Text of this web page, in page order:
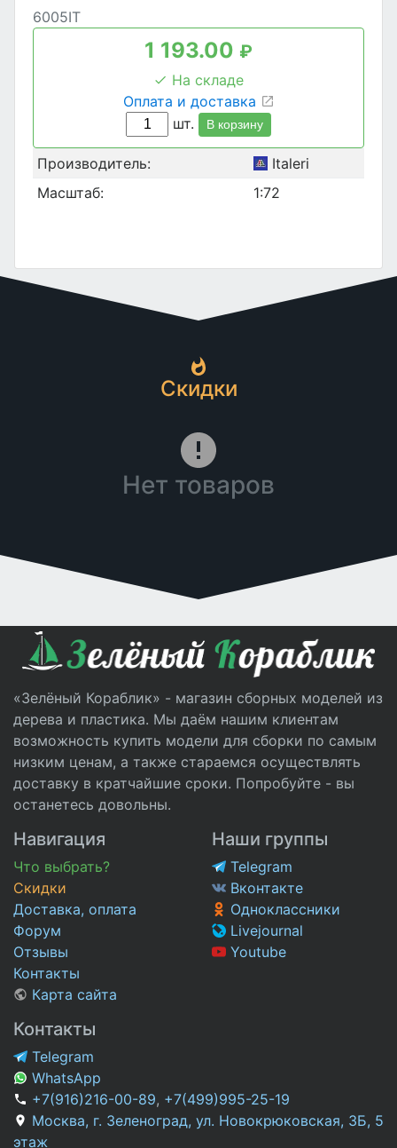
6005IT
1 193.00 ₽
На складе
Оплата и доставка
шт.
В корзину
Производитель:
Italeri
Масштаб:
1:72
Скидки
Нет товаров
«Зелёный Кораблик» - магазин сборных моделей из
дерева и пластика. Мы даём нашим клиентам
возможность купить модели для сборки по самым
низким ценам, а также стараемся осуществлять
доставку в кратчайшие сроки. Попробуйте - вы
останетесь довольны.
Навигация
Что выбрать?
Скидки
Доставка, оплата
Форум
Отзывы
Контакты
Карта сайта
Наши группы
Telegram
Вконтакте
Одноклассники
Livejournal
Youtube
Контакты
Telegram
WhatsApp
+7(916)216-00-89, +7(499)995-25-19
Москва, г. Зеленоград, ул. Новокрюковская, 3Б, 5
этаж